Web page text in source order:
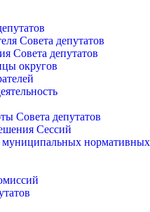
Совета депутатов
Совета депутатов
округов
Совета депутатов
Сессий
муниципальных нормативных